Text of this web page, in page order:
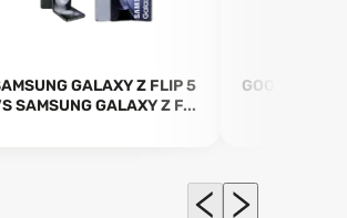
GALAXY Z FLIP 5
SAMSUNG GALAXY Z F...
GOOGLE